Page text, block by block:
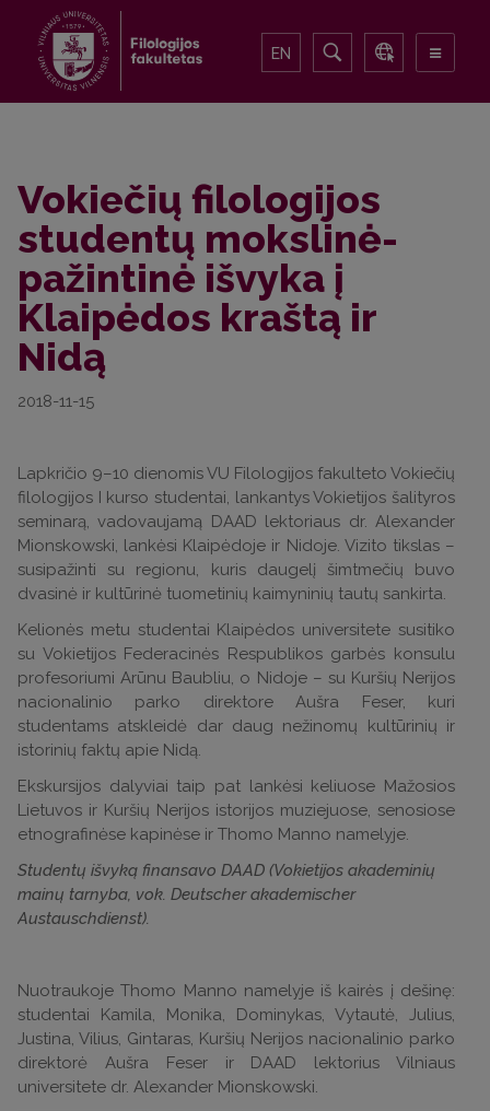
EN
Vokiečių filologijos
studentų mokslinė-
pažintinė išvyka į
Klaipėdos kraštą ir
Nidą
2018-11-15
Lapkričio 9–10 dienomis VU Filologijos fakulteto Vokiečių
filologijos I kurso studentai, lankantys Vokietijos šalityros
seminarą, vadovaujamą DAAD lektoriaus dr. Alexander
Mionskowski, lankėsi Klaipėdoje ir Nidoje. Vizito tikslas –
susipažinti su regionu, kuris daugelį šimtmečių buvo
dvasinė ir kultūrinė tuometinių kaimyninių tautų sankirta.
Kelionės metu studentai Klaipėdos universitete susitiko
su Vokietijos Federacinės Respublikos garbės konsulu
profesoriumi Arūnu Baubliu, o Nidoje – su Kuršių Nerijos
nacionalinio parko direktore Aušra Feser, kuri
studentams atskleidė dar daug nežinomų kultūrinių ir
istorinių faktų apie Nidą.
Ekskursijos dalyviai taip pat lankėsi keliuose Mažosios
Lietuvos ir Kuršių Nerijos istorijos muziejuose, senosiose
etnografinėse kapinėse ir Thomo Manno namelyje.
Studentų išvyką finansavo DAAD (Vokietijos akademinių
mainų tarnyba, vok. Deutscher akademischer
Austauschdienst).
Nuotraukoje Thomo Manno namelyje iš kairės į dešinę:
studentai Kamila, Monika, Dominykas, Vytautė, Julius,
Justina, Vilius, Gintaras, Kuršių Nerijos nacionalinio parko
direktorė Aušra Feser ir DAAD lektorius Vilniaus
universitete dr. Alexander Mionskowski.